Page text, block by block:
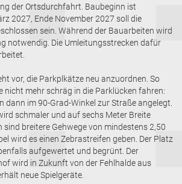
der Ortsdurchfahrt. Baubeginn ist
2027, Ende November 2027 soll die
sein. Während der Bauarbeiten wird
notwendig. Die Umleitungsstrecken dafür
vor, die Parkplkätze neu anzuordnen. So
nicht mehr schräg in die Parklücken fahren:
dann im 90-Grad-Winkel zur Straße angelegt.
schmaler und auf sechs Meter Breite
sind breitere Gehwege von mindestens 2,50
wird es einen Zebrastreifen geben. Der Platz
aufgewertet und begrünt. Der
wird in Zukunft von der Fehlhalde aus
neue Spielgeräte.